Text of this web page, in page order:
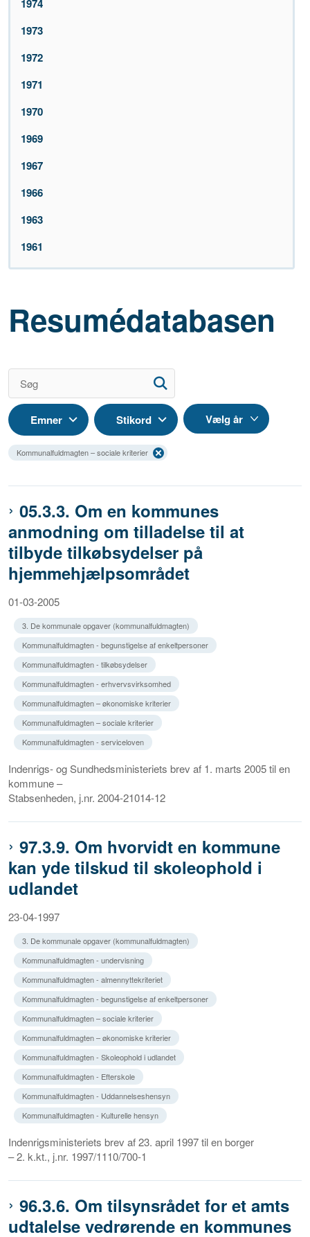
1974
1973
1972
1971
1970
1969
1967
1966
1963
1961
Resumédatabasen
Emner Stikord
Kommunalfuldmagten – sociale kriterier
05.3.3. Om en kommunes
anmodning om tilladelse til at
tilbyde tilkøbsydelser på
hjemmehjælpsområdet
01-03-2005
3. De kommunale opgaver (kommunalfuldmagten)
Kommunalfuldmagten - begunstigelse af enkeltpersoner
Kommunalfuldmagten - tilkøbsydelser
Kommunalfuldmagten - erhvervsvirksomhed
Kommunalfuldmagten – økonomiske kriterier
Kommunalfuldmagten – sociale kriterier
Kommunalfuldmagten - serviceloven
Indenrigs- og Sundhedsministeriets brev af 1. marts 2005 til en
kommune –
Stabsenheden, j.nr. 2004-21014-12
97.3.9. Om hvorvidt en kommune
kan yde tilskud til skoleophold i
udlandet
23-04-1997
3. De kommunale opgaver (kommunalfuldmagten)
Kommunalfuldmagten - undervisning
Kommunalfuldmagten - almennyttekriteriet
Kommunalfuldmagten - begunstigelse af enkeltpersoner
Kommunalfuldmagten – sociale kriterier
Kommunalfuldmagten – økonomiske kriterier
Kommunalfuldmagten - Skoleophold i udlandet
Kommunalfuldmagten - Efterskole
Kommunalfuldmagten - Uddannelseshensyn
Kommunalfuldmagten - Kulturelle hensyn
Indenrigsministeriets brev af 23. april 1997 til en borger
– 2. k.kt., j.nr. 1997/1110/700-1
96.3.6. Om tilsynsrådet for et amts
udtalelse vedrørende en kommunes